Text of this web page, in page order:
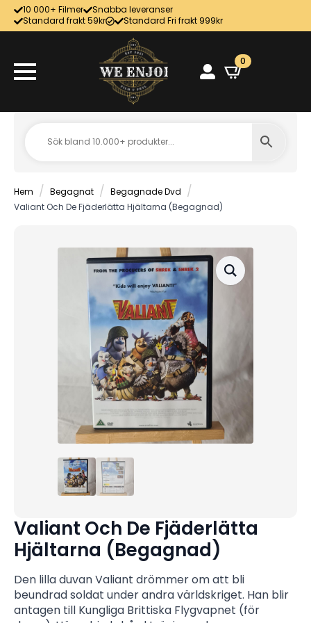
10 000+ Filmer
Snabba leveranser
Standard frakt 59kr
Standard Fri frakt 999kr
0
Hem Begagnat
Begagnade Dvd
Valiant Och De Fjäderlätta Hjältarna (Begagnad)
Valiant Och De Fjäderlätta
Hjältarna (Begagnad)
Den lilla duvan Valiant drömmer om att bli
beundrad soldat under andra världskriget. Han blir
antagen till Kungliga Brittiska Flygvapnet (för